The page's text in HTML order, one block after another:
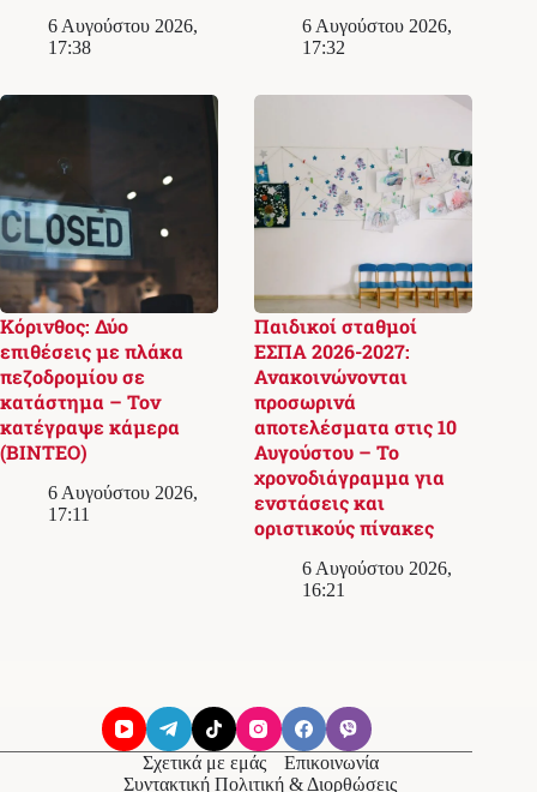
6 Αυγούστου 2026,
17:38
6 Αυγούστου 2026,
17:32
Κόρινθος: Δύο
επιθέσεις με πλάκα
πεζοδρομίου σε
κατάστημα – Τον
κατέγραψε κάμερα
(ΒΙΝΤΕΟ)
6 Αυγούστου 2026,
17:11
Παιδικοί σταθμοί
ΕΣΠΑ 2026-2027:
Ανακοινώνονται
προσωρινά
αποτελέσματα στις 10
Αυγούστου – Το
χρονοδιάγραμμα για
ενστάσεις και
οριστικούς πίνακες
6 Αυγούστου 2026,
16:21
Σχετικά με εμάς
Επικοινωνία
Συντακτική Πολιτική & Διορθώσεις